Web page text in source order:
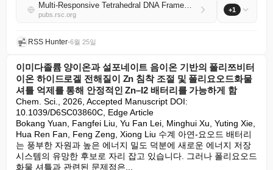
Multi-Responsive Tetrahedral DNA Frameworks for In-Situ Methyltransferase Imaging to Distinguish Living Chemoresistant Tumor Cells
pubs.rsc.org
+1
RSS Hunter•6월 25일
이미다졸륨 양이온과 설포네이트 음이온 기반의 폴리쯔비터
이온 하이드로겔 전해질이 Zn 침착 조절 및 폴리요오드화물
셔틀 억제를 통해 안정적인 Zn–I2 배터리를 가능하게 함
Chem. Sci., 2026, Accepted Manuscript DOI:
10.1039/D6SC03860C, Edge Article
Bokang Yuan, Fangfei Liu, Yu Fan Lei, Minghui Xu, Yuting Xie,
Hua Ren Fan, Feng Zeng, Xiong Liu 수계 아연-요오드 배터리
는 풍부한 자원과 높은 에너지 밀도 덕분에 새로운 에너지 저장
시스템의 유망한 후보로 자리 잡고 있습니다. 그러나 폴리요오드
화물 셔틀과 관련된 문제점은...